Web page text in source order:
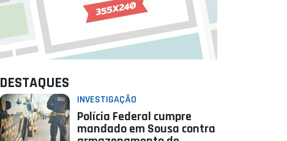
DESTAQUES
INVESTIGAÇÃO
Polícia Federal cumpre
mandado em Sousa contra